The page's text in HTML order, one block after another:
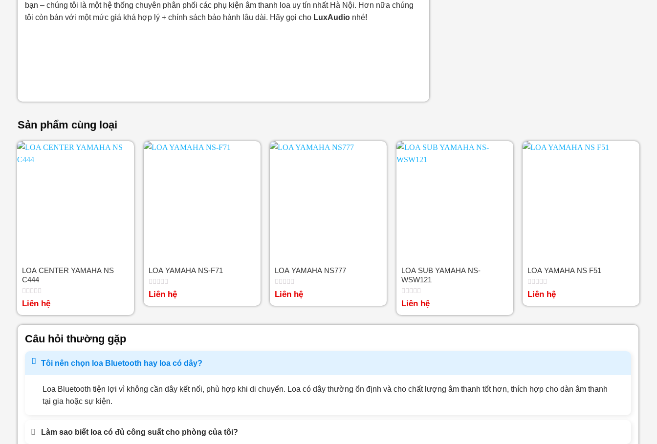
bạn – chúng tôi là một hệ thống chuyên phân phối các phụ kiện âm thanh loa uy tín nhất Hà Nội. Hơn nữa chúng
tôi còn bán với một mức giá khá hợp lý + chính sách bảo hành lâu dài. Hãy gọi cho LuxAudionhé!
Sản phẩm cùng loại
LOA CENTER YAMAHA NS
C444
Được
xếp
hạng
sao
Liên hệ
LOA YAMAHA NS-F71
Được
xếp
hạng
sao
Liên hệ
LOA YAMAHA NS777
Được
xếp
hạng
sao
Liên hệ
LOA SUB YAMAHA NS-
WSW121
Được
xếp
hạng
Liên hệ
LOA YAMAHA NS F51
Được
xếp
hạng
sao
Liên hệ
Câu hỏi thường gặp
Tôi nên chọn loa Bluetooth hay loa có dây?
Loa Bluetooth tiện lợi vì không cần dây kết nối, phù hợp khi di chuyển. Loa có dây thường ổn định và cho chất lượng âm thanh tốt hơn, thích hợp cho dàn âm thanh
tại gia hoặc sự kiện.
Làm sao biết loa có đủ công suất cho phòng của tôi?